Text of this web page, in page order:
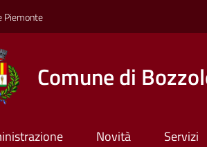
Piemonte
Comune di
Novità Servizi